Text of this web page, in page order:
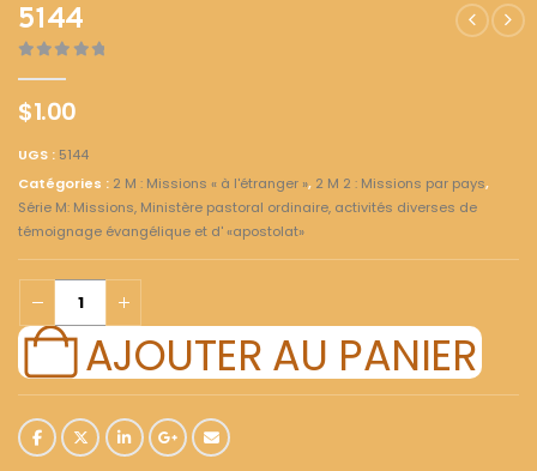
5144
$1.00
UGS : 5144
Catégories : 2 M : Missions « à l'étranger », 2 M 2 : Missions par pays,
Série M: Missions, Ministère pastoral ordinaire, activités diverses de
témoignage évangélique et d' «apostolat»
AJOUTER AU PANIER